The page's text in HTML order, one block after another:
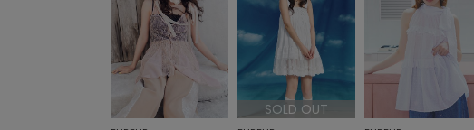
SOLD OUT